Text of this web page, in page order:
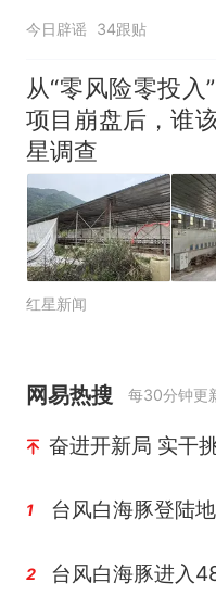
（2026·08·06）
今日辟谣 34跟贴
从“零风险零投
项目崩盘后，谁
星调查
红星新闻
网易热搜 每30分钟更
奋进开新局 实干
1 台风白海豚登陆
2 台风白海豚进入